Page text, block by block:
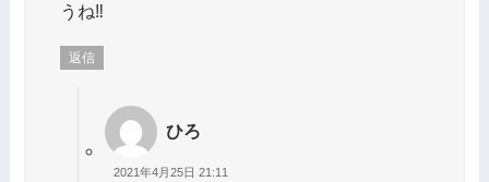
うね‼️
返信
ひろ
2021年4月25日 21:11